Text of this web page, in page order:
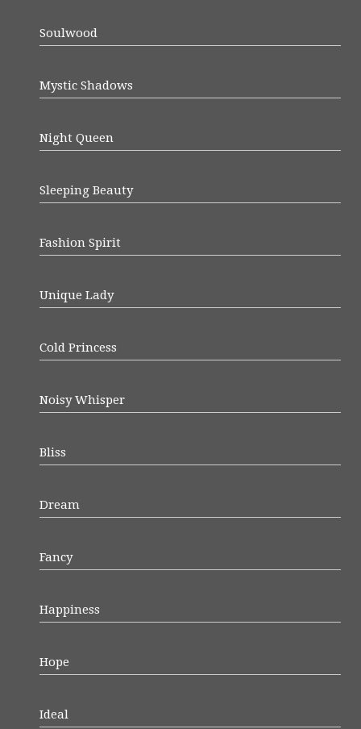
Soulwood
Mystic Shadows
Night Queen
Sleeping Beauty
Fashion Spirit
Unique Lady
Cold Princess
Noisy Whisper
Bliss
Dream
Fancy
Happiness
Hope
Ideal